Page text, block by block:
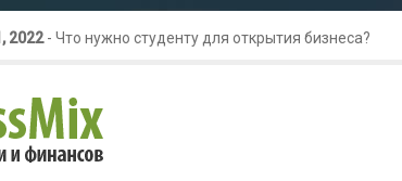
2022- Что нужно студенту для открытия бизнеса?
2022-Курсовые колебания: как защитить свой бизнес?